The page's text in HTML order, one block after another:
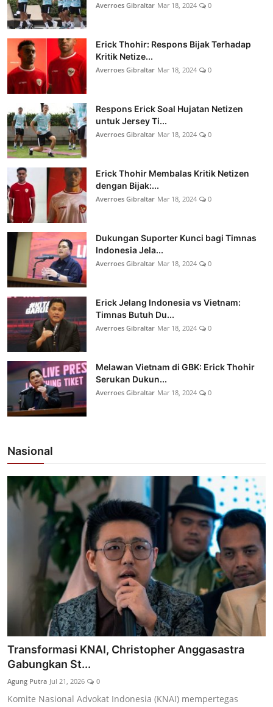
Averroes Gibraltar Mar 18, 2024 0
Erick Thohir: Respons Bijak Terhadap
Kritik Netize...
Averroes Gibraltar Mar 18, 2024 0
Respons Erick Soal Hujatan Netizen
untuk Jersey Ti...
Averroes Gibraltar Mar 18, 2024 0
Erick Thohir Membalas Kritik Netizen
dengan Bijak:...
Averroes Gibraltar Mar 18, 2024 0
Dukungan Suporter Kunci bagi Timnas
Indonesia Jela...
Averroes Gibraltar Mar 18, 2024 0
Erick Jelang Indonesia vs Vietnam:
Timnas Butuh Du...
Averroes Gibraltar Mar 18, 2024 0
Melawan Vietnam di GBK: Erick Thohir
Serukan Dukun...
Averroes Gibraltar Mar 18, 2024 0
Nasional
Transformasi KNAI, Christopher Anggasastra
Gabungkan St...
Agung Putra Jul 21, 2026 0
Komite Nasional Advokat Indonesia (KNAI) mempertegas